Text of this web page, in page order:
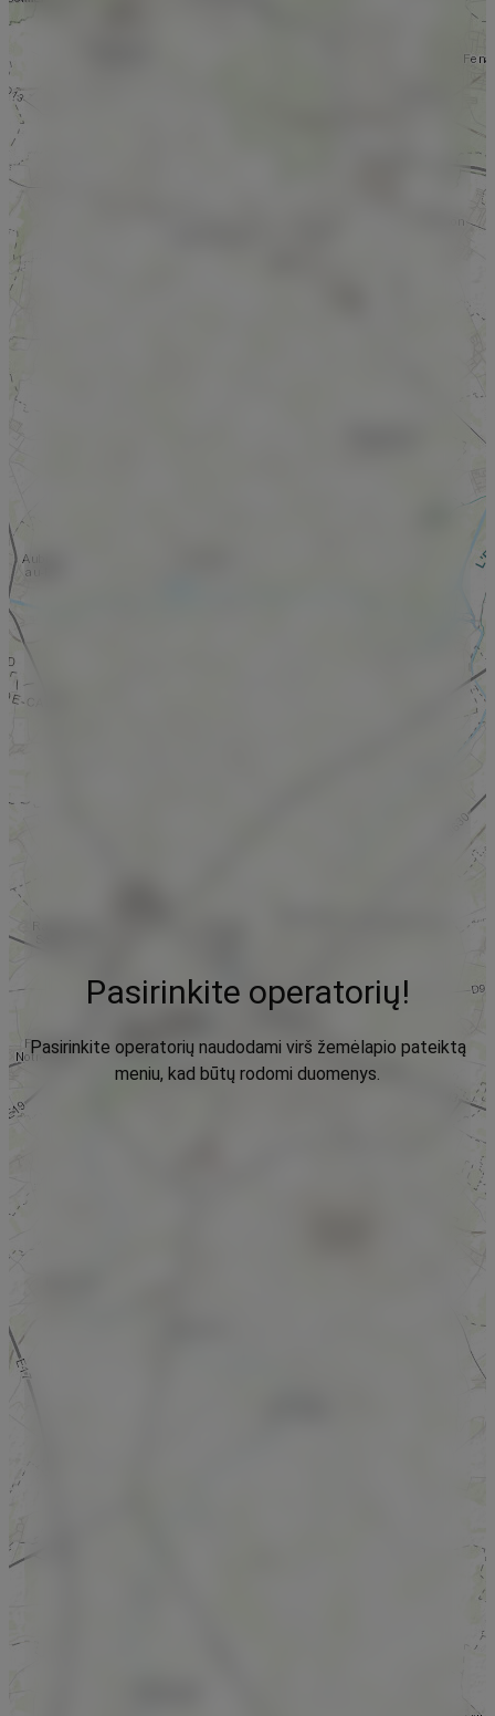
Pasirinkite operatorių!
Pasirinkite operatorių naudodami virš žemėlapio pateiktą
meniu, kad būtų rodomi duomenys.